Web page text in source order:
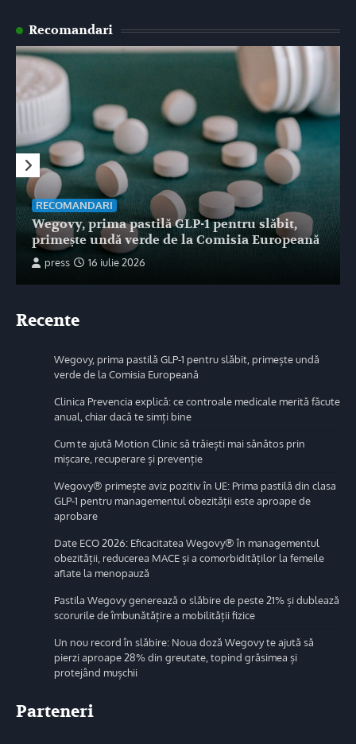
Recomandari
RECOMANDARI
Wegovy, prima pastilă GLP-1 pentru slăbit,
primește undă verde de la Comisia Europeană
press 16 iulie 2026
Recente
Wegovy, prima pastilă GLP-1 pentru slăbit, primește undă
verde de la Comisia Europeană
Clinica Prevencia explică: ce controale medicale merită făcute
anual, chiar dacă te simți bine
Cum te ajută Motion Clinic să trăiești mai sănătos prin
mișcare, recuperare și prevenție
Wegovy® primește aviz pozitiv în UE: Prima pastilă din clasa
GLP-1 pentru managementul obezității este aproape de
aprobare
Date ECO 2026: Eficacitatea Wegovy® în managementul
obezității, reducerea MACE și a comorbidităților la femeile
aflate la menopauză
Pastila Wegovy generează o slăbire de peste 21% și dublează
scorurile de îmbunătățire a mobilității fizice
Un nou record în slăbire: Noua doză Wegovy te ajută să
pierzi aproape 28% din greutate, topind grăsimea și
protejând mușchii
Parteneri